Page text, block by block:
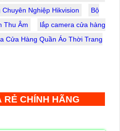
Nghiệp Hikvision
Bộ
Thu Âm
lắp camera cửa hàng
Cửa Hàng Quần Áo Thời Trang
RẺ CHÍNH HÃNG